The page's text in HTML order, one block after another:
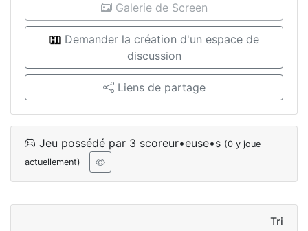
Galerie de Screen
Demander la création d'un espace de
discussion
Liens de partage
Jeu possédé par 3 scoreur•euse•s (0 y joue
actuellement)
Tri